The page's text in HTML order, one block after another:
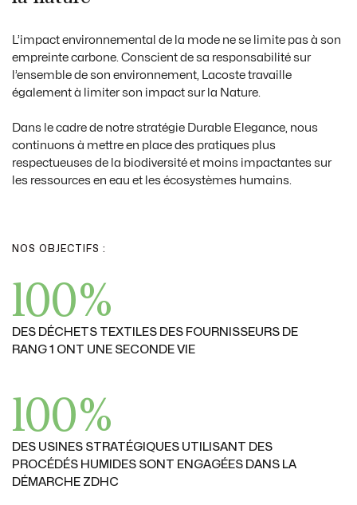
L’impact environnemental de la mode ne se limite pas à son
empreinte carbone. Conscient de sa responsabilité sur
l’ensemble de son environnement, Lacoste travaille
également à limiter son impact sur la Nature.
Dans le cadre de notre stratégie Durable Elegance, nous
continuons à mettre en place des pratiques plus
respectueuses de la biodiversité et moins impactantes sur
les ressources en eau et les écosystèmes humains.
NOS OBJECTIFS :
100%
DES DÉCHETS TEXTILES DES FOURNISSEURS DE
RANG 1 ONT UNE SECONDE VIE
100%
DES USINES STRATÉGIQUES UTILISANT DES
PROCÉDÉS HUMIDES SONT ENGAGÉES DANS LA
DÉMARCHE ZDHC